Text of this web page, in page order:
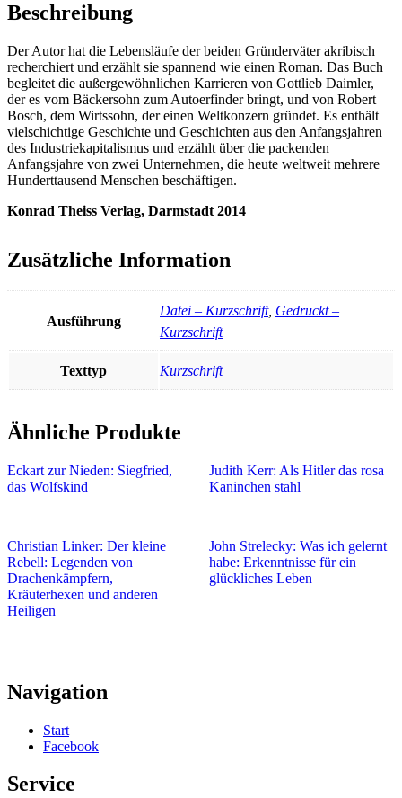
Beschreibung
Der Autor hat die Lebensläufe der beiden Gründerväter akribisch
recherchiert und erzählt sie spannend wie einen Roman. Das Buch
begleitet die außergewöhnlichen Karrieren von Gottlieb Daimler,
der es vom Bäckersohn zum Autoerfinder bringt, und von Robert
Bosch, dem Wirtssohn, der einen Weltkonzern gründet. Es enthält
vielschichtige Geschichte und Geschichten aus den Anfangsjahren
des Industriekapitalismus und erzählt über die packenden
Anfangsjahre von zwei Unternehmen, die heute weltweit mehrere
Hunderttausend Menschen beschäftigen.
Konrad Theiss Verlag, Darmstadt 2014
Zusätzliche Information
Ausführung
Datei – Kurzschrift, Gedruckt –
Kurzschrift
Texttyp Kurzschrift
Ähnliche Produkte
Eckart zur Nieden: Siegfried,
das Wolfskind
Judith Kerr: Als Hitler das rosa
Kaninchen stahl
Christian Linker: Der kleine
Rebell: Legenden von
Drachenkämpfern,
Kräuterhexen und anderen
Heiligen
John Strelecky: Was ich gelernt
habe: Erkenntnisse für ein
glückliches Leben
Navigation
Start
Facebook
Service